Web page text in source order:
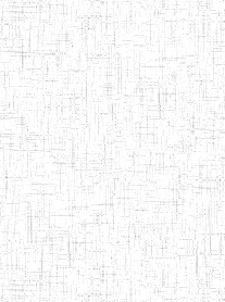
01/09/2015 ENIEG